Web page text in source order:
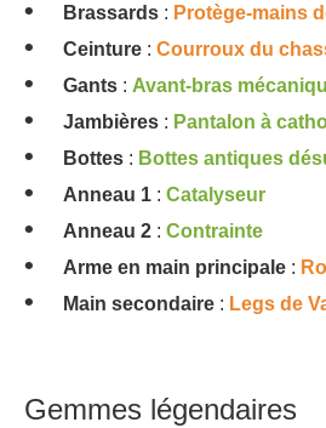
Brassards : Protège-mains
Ceinture : Courroux du
Gants : Avant-bras
Jambières : Pantalon à
Bottes : Bottes antiques
Anneau 1 : Catalyseur
Anneau 2 : Contrainte
Arme en main principale :
Main secondaire : Legs de
Gemmes légendaires